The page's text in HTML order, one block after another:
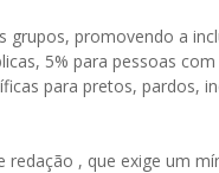
grupos, promovendo a
5% para pessoas
para pretos, pardos,
, que exige um